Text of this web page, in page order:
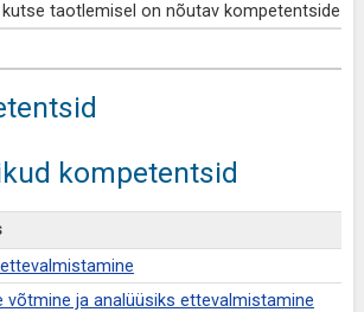
taotlemisel on nõutav kompetentside
kompetentsid
võtmine ja analüüsiks ettevalmistamine